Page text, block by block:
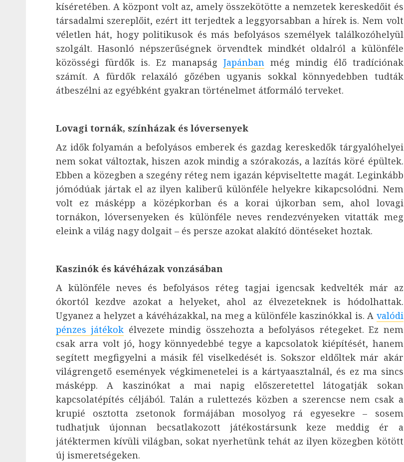
kíséretében. A központ volt az, amely összekötötte a nemzetek kereskedőit és
társadalmi szereplőit, ezért itt terjedtek a leggyorsabban a hírek is. Nem volt
véletlen hát, hogy politikusok és más befolyásos személyek találkozóhelyül
szolgált. Hasonló népszerűségnek örvendtek mindkét oldalról a különféle
közösségi fürdők is. Ez manapság Japánbanmég mindig élő tradíciónak
számít. A fürdők relaxáló gőzében ugyanis sokkal könnyedebben tudták
átbeszélni az egyébként gyakran történelmet átformáló terveket.
Lovagi tornák, színházak és lóversenyek
Az idők folyamán a befolyásos emberek és gazdag kereskedők tárgyalóhelyei
nem sokat változtak, hiszen azok mindig a szórakozás, a lazítás köré épültek.
Ebben a közegben a szegény réteg nem igazán képviseltette magát. Leginkább
jómódúak jártak el az ilyen kaliberű különféle helyekre kikapcsolódni. Nem
volt ez másképp a középkorban és a korai újkorban sem, ahol lovagi
tornákon, lóversenyeken és különféle neves rendezvényeken vitatták meg
eleink a világ nagy dolgait – és persze azokat alakító döntéseket hoztak.
Kaszinók és kávéházak vonzásában
A különféle neves és befolyásos réteg tagjai igencsak kedvelték már az
ókortól kezdve azokat a helyeket, ahol az élvezeteknek is hódolhattak.
Ugyanez a helyzet a kávéházakkal, na meg a különféle kaszinókkal is. A valódi
pénzes játékok élvezete mindig összehozta a befolyásos rétegeket. Ez nem
csak arra volt jó, hogy könnyedebbé tegye a kapcsolatok kiépítését, hanem
segített megfigyelni a másik fél viselkedését is. Sokszor eldőltek már akár
világrengető események végkimenetelei is a kártyaasztalnál, és ez ma sincs
másképp. A kaszinókat a mai napig előszeretettel látogatják sokan
kapcsolatépítés céljából. Talán a rulettezés közben a szerencse nem csak a
krupié osztotta zsetonok formájában mosolyog rá egyesekre – sosem
tudhatjuk újonnan becsatlakozott játékostársunk keze meddig ér a
játéktermen kívüli világban, sokat nyerhetünk tehát az ilyen közegben kötött
új ismeretségeken.